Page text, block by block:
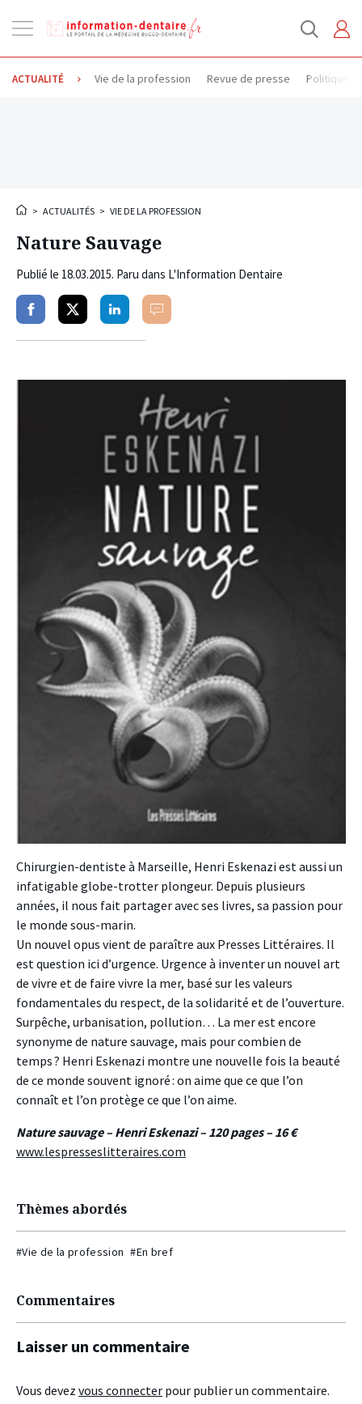
la
navigation
ACTUALITÉ Vie de la profession Revue de presse Politique
> ACTUALITÉS > VIE DE LA PROFESSION
Nature Sauvage
Publié le 18.03.2015. Paru dans L'Information Dentaire
PartagerPartagerPartagerCommenter
Chirurgien-dentiste à Marseille, Henri Eskenazi est aussi un
infatigable globe-trotter plongeur. Depuis plusieurs
années, il nous fait partager avec ses livres, sa passion pour
le monde sous-marin.
Un nouvel opus vient de paraître aux Presses Littéraires. Il
est question ici d’urgence. Urgence à inventer un nouvel art
de vivre et de faire vivre la mer, basé sur les valeurs
fondamentales du respect, de la solidarité et de l’ouverture.
Surpêche, urbanisation, pollution… La mer est encore
synonyme de nature sauvage, mais pour combien de
temps ? Henri Eskenazi montre une nouvelle fois la beauté
de ce monde souvent ignoré : on aime que ce que l’on
connaît et l’on protège ce que l’on aime.
Nature sauvage – Henri Eskenazi – 120 pages – 16 €
www.lespresseslitteraires.com
Thèmes abordés
#Vie de la profession #En bref
Commentaires
Laisser un commentaire
Vous devez vous connecter pour publier un commentaire.